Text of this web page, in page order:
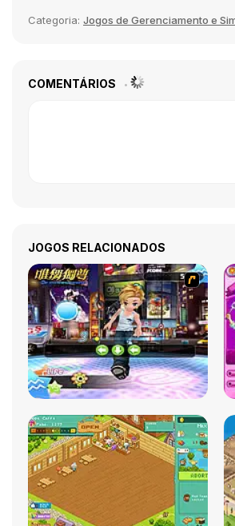
Categoria: Jogos de Gerenciamento e
COMENTÁRIOS
JOGOS RELACIONADOS